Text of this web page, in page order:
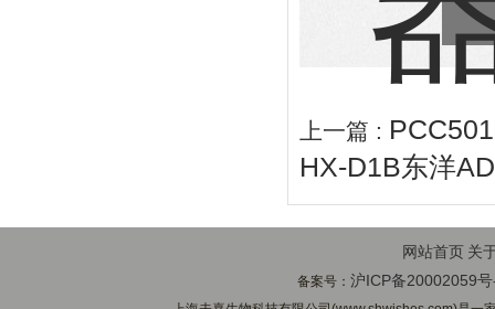
上一篇 :
HX-D1B东洋
网站首页 关
备案号：沪ICP备20002059